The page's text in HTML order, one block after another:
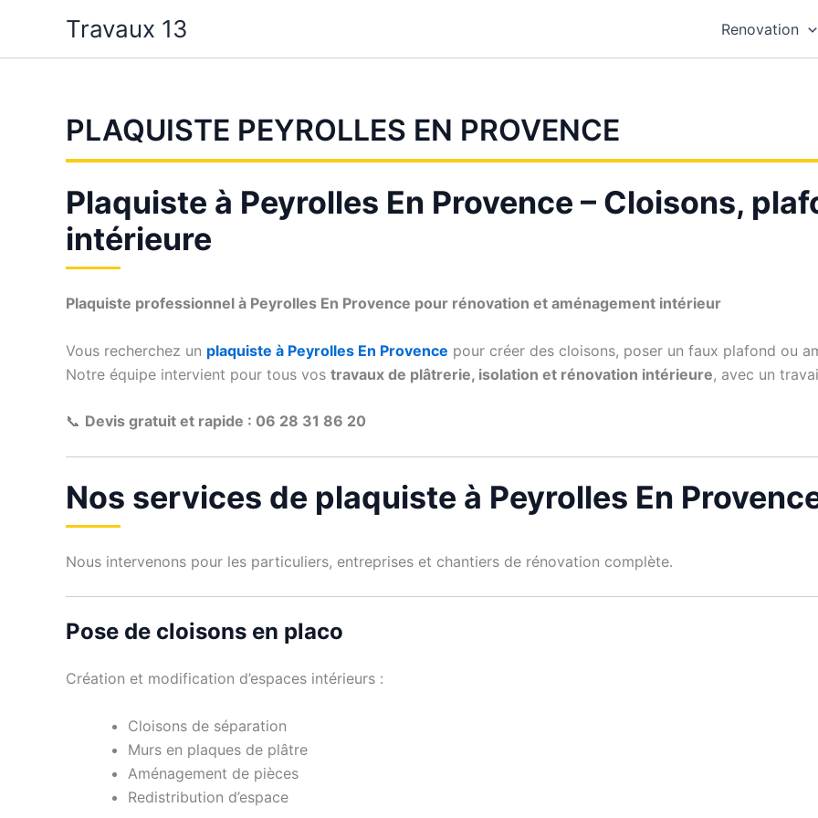
contenu
Travaux 13 Renovation
PLAQUISTE PEYROLLES EN PROVENCE
Plaquiste à Peyrolles En Provence – Cloisons,
intérieure
Plaquiste professionnel à Peyrolles En Provence pour rénovation et aménagement intérieur
Vous recherchez un plaquiste à Peyrolles En Provence pour créer des cloisons, poser un faux plafond ou
Notre équipe intervient pour tous vos travaux de plâtrerie, isolation et rénovation intérieure, avec un
📞 Devis gratuit et rapide : 06 28 31 86 20
Nos services de plaquiste à Peyrolles En
Nous intervenons pour les particuliers, entreprises et chantiers de rénovation complète.
Pose de cloisons en placo
Création et modification d’espaces intérieurs :
Cloisons de séparation
Murs en plaques de plâtre
Aménagement de pièces
Redistribution d’espace